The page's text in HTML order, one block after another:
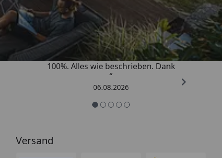
Trusted Shops
4,83/ 5
„Super schnell gelifert. Ware passt
100%. Alles wie beschrieben. Dank
“
06.08.2026
Versand